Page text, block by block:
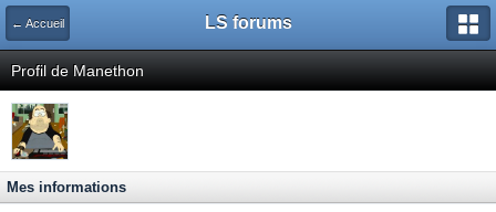
← Accueil LS forums
Profil de Manethon
Mes informations